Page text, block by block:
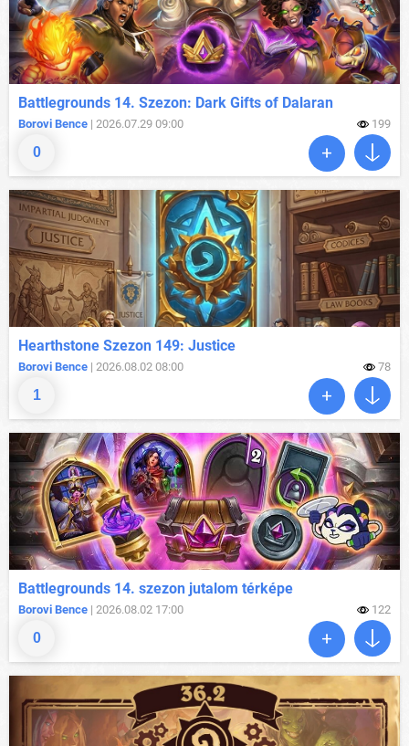
0
Battlegrounds 14. Szezon: Dark Gifts of Dalaran
Borovi Bence | 2026.07.29 09:00 199
1
Hearthstone Szezon 149: Justice
Borovi Bence | 2026.08.02 08:00 78
0
Battlegrounds 14. szezon jutalom térképe
Borovi Bence | 2026.08.02 17:00 122